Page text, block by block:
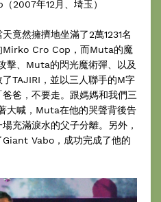
2007年12月、埼玉）
竟然擁擠地坐滿了2萬1231名
Mirko Cro Cop，而Muta的魔
擊、Muta的閃光魔術彈、以及
TAJIRI，並以三人聯手的M字
爸，不要走。跟媽媽和我們三
大喊，Muta在他的哭聲背後告
充滿淚水的父子分離。另外，
Vabo，成功完成了他的